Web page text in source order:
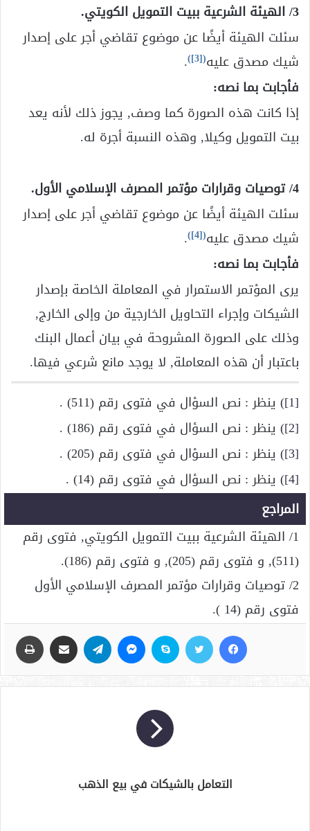
3/ الهيئة الشرعية ببيت التمويل الكويتي.
سئلت الهيئة أيضًا عن موضوع تقاضي أجر على إصدار
شيك مصدق عليه(
[3]
)
.
فأجابت بما نصه:
إذا كانت هذه الصورة كما وصف, يجوز ذلك لأنه يعد
بيت التمويل وكيلا, وهذه النسبة أجرة له.
4/ توصيات وقرارات مؤتمر المصرف الإسلامي الأول.
سئلت الهيئة أيضًا عن موضوع تقاضي أجر على إصدار
شيك مصدق عليه(
[4]
)
.
فأجابت بما نصه:
يرى المؤتمر الاستمرار في المعاملة الخاصة بإصدار
الشيكات وإجراء التحاويل الخارجية من وإلى الخارج,
وذلك على الصورة المشروحة في بيان أعمال البنك
باعتبار أن هذه المعاملة, لا يوجد مانع شرعي فيها.
[1] ) ينظر : نص السؤال في فتوى رقم (511) .
[2] ) ينظر : نص السؤال في فتوى رقم (186) .
[3] ) ينظر : نص السؤال في فتوى رقم (205) .
[4] ) ينظر : نص السؤال في فتوى رقم (14) .
المراجع
1/ الهيئة الشرعية ببيت التمويل الكويتي, فتوى رقم
(511), و فتوى رقم (205), و فتوى رقم (186).
2/ توصيات وقرارات مؤتمر المصرف الإسلامي الأول
فتوى رقم (14 ).
التعامل بالشيكات في بيع الذهب